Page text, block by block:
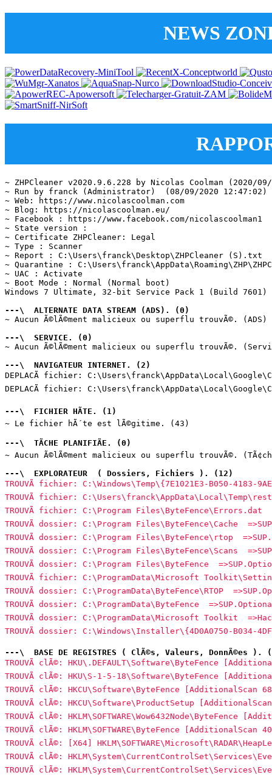
NEWS
~ ZHPCleaner v2020.9.6.228 by Nicolas Coolman (2020/
~ Run by franck (Administrator)  (08/09/2020 12:47:02)
~ Web: https://www.nicolascoolman.com
~ Blog: https://nicolascoolman.eu/
~ Facebook : https://www.facebook.com/nicolascoolman1
~ State version :
~ Certificate ZHPCleaner: Legal
~ Type : Scanner
~ Report : C:\Users\franck\Desktop\ZHPCleaner (S).txt
~ Quarantine :
~ UAC : Activate
~ Boot Mode : Normal (Normal boot)
Windows 7 Ultimate, 32-bit Service Pack 1 (Build 7601)
---\  ALTERNATE DATA STREAM (ADS). (0)
~ Aucun Ã©lÃ©ment malicieux ou superflu trouvÃ©. (ADS)
---\  SERVICE. (0)
~ Aucun Ã©lÃ©ment malicieux ou superflu trouvÃ©.
---\  NAVIGATEUR INTERNET. (2)
DEPLACÃ fichier:
DEPLACÃ fichier:
---\  FICHIER HÃTE. (1)
~ Le fichier hÃ´te est lÃ©gitime. (43)
---\  TÃCHE PLANIFIÃE. (0)
~ Aucun Ã©lÃ©ment malicieux ou superflu trouvÃ©.
---\  EXPLORATEUR  ( Dossiers, Fichiers ). (12)
TROUVÃ fichier: C:\Windows\Temp\{7E1021E3-B050-
TROUVÃ fichier:
TROUVÃ fichier: C:\Program Files\ByteFence\Errors.dat
TROUVÃ dossier: C:\Program Files\ByteFence\Cache
TROUVÃ dossier: C:\Program Files\ByteFence\rtop
TROUVÃ dossier: C:\Program Files\ByteFence\Scans
TROUVÃ dossier: C:\Program Files\ByteFence
TROUVÃ fichier: C:\ProgramData\Microsoft
TROUVÃ dossier: C:\ProgramData\ByteFence\RTOP
TROUVÃ dossier: C:\ProgramData\ByteFence
TROUVÃ dossier: C:\ProgramData\Microsoft Toolkit
TROUVÃ dossier: C:\Windows\Installer\{4D0A0750-B034-
---\  BASE DE REGISTRES ( ClÃ©s, Valeurs, DonnÃ©es ).
TROUVÃ clÃ©: HKU\.DEFAULT\Software\ByteFence
TROUVÃ clÃ©: HKU\S-1-5-18\Software\ByteFence
TROUVÃ clÃ©: HKCU\Software\ByteFence [AdditionalScan
TROUVÃ clÃ©: HKCU\Software\ProductSetup
TROUVÃ clÃ©: HKLM\SOFTWARE\Wow6432Node\ByteFence
TROUVÃ clÃ©: HKLM\SOFTWARE\ByteFence
TROUVÃ clÃ©: [X64]
TROUVÃ clÃ©:
TROUVÃ clÃ©: